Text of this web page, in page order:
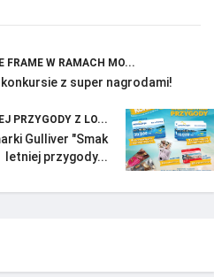
FRAME W RAMACH MO...
konkursie z super nagrodami!
PRZYGODY Z LO...
Gulliver "Smak
letniej przygody...